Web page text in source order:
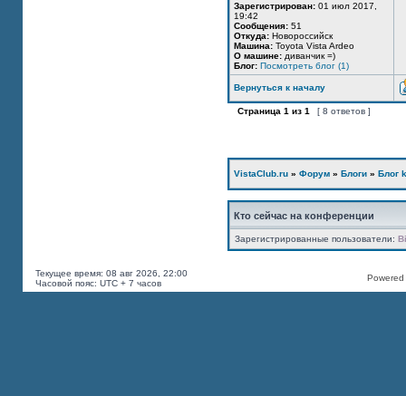
Зарегистрирован: 01 июл 2017,
19:42
Сообщения: 51
Откуда: Новороссийск
Машина: Toyota Vista Ardeo
О машине: диванчик =)
Блог: Посмотреть блог (1)
Вернуться к началу
Страница 1 из 1 [ 8 ответов ]
VistaClub.ru » Форум » Блоги » Блог
Кто сейчас на конференции
Зарегистрированные пользователи:
Текущее время: 08 авг 2026, 22:00
Часовой пояс: UTC + 7 часов